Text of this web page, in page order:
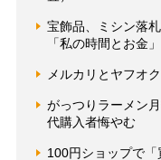
宝飾品、ミシン落
「私の時間とお金」
メルカリとヤフオ
がっつりラーメン
代購入者悔やむ
100円ショップで